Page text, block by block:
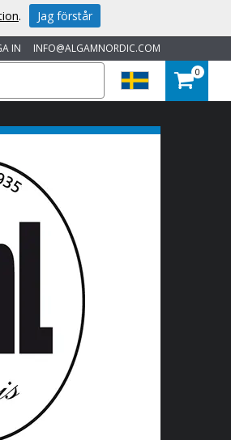
INFO@ALGAMNORDIC.COM
IN
0
. Jag förstår